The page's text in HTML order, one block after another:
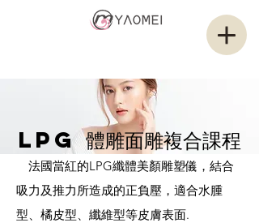
LPG 體雕面雕複合課程
法國當紅的LPG纖體美顏雕塑儀，結合
吸力及推力所造成的正負壓，適合水腫
型、橘皮型、纖維型等皮膚表面.